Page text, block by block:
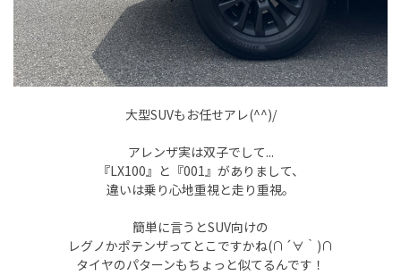
大型SUVもお任せアレ(^^)/
アレンザ実は双子でして...
『LX100』と『001』がありまして、
違いは乗り心地重視と走り重視。
簡単に言うとSUV向けの
レグノかポテンザってとこですかね(∩´∀｀)∩
タイヤのパターンもちょっと似てるんです！